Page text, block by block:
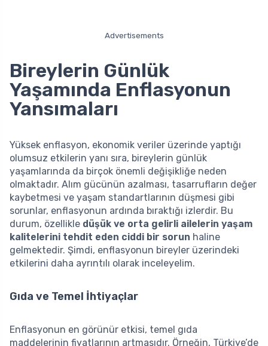
Advertisements
Bireylerin Günlük
Yaşamında Enflasyonun
Yansımaları
Yüksek enflasyon, ekonomik veriler üzerinde yaptığı
olumsuz etkilerin yanı sıra, bireylerin günlük
yaşamlarında da birçok önemli değişikliğe neden
olmaktadır. Alım gücünün azalması, tasarrufların değer
kaybetmesi ve yaşam standartlarının düşmesi gibi
sorunlar, enflasyonun ardında bıraktığı izlerdir. Bu
durum, özellikle düşük ve orta gelirli ailelerin yaşam
kalitelerini tehdit eden ciddi bir sorun haline
gelmektedir. Şimdi, enflasyonun bireyler üzerindeki
etkilerini daha ayrıntılı olarak inceleyelim.
Gıda ve Temel İhtiyaçlar
Enflasyonun en görünür etkisi, temel gıda
maddelerinin fiyatlarının artmasıdır. Örneğin, Türkiye’de